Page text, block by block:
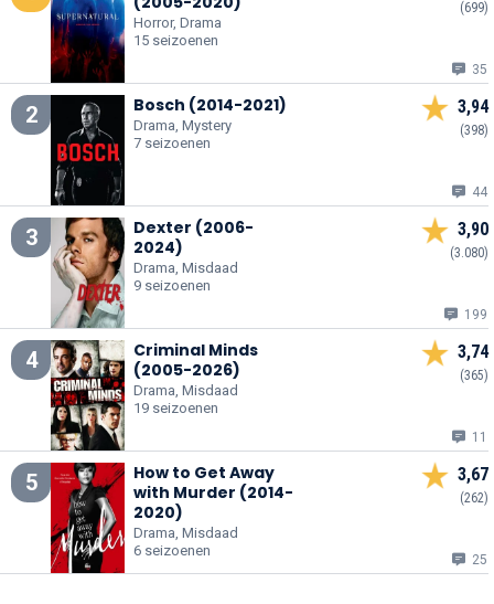
Horror, Drama
15 seizoenen
(699)
35
2 Bosch (2014-2021)
Drama, Mystery
7 seizoenen
3,94
(398)
44
3
Dexter (2006-
2024)
Drama, Misdaad
9 seizoenen
3,90
(3.080)
199
4
Criminal Minds
(2005-2026)
Drama, Misdaad
19 seizoenen
3,74
(365)
11
5
How to Get Away
with Murder (2014-
2020)
Drama, Misdaad
6 seizoenen
3,67
(262)
25